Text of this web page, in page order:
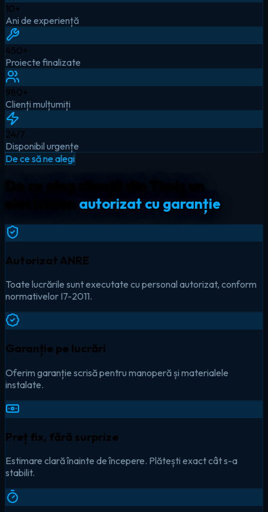
10+
Ani de experiență
450+
Proiecte finalizate
980+
Clienți mulțumiți
24/7
Disponibil urgențe
De ce să ne alegi
autorizat cu garanție
Autorizat ANRE
Toate lucrările sunt executate cu personal autorizat, conform
normativelor I7-2011.
Garanție pe lucrări
Oferim garanție scrisă pentru manoperă și materialele
instalate.
Preț fix, fără surprize
Estimare clară înainte de începere. Plătești exact cât s-a
stabilit.